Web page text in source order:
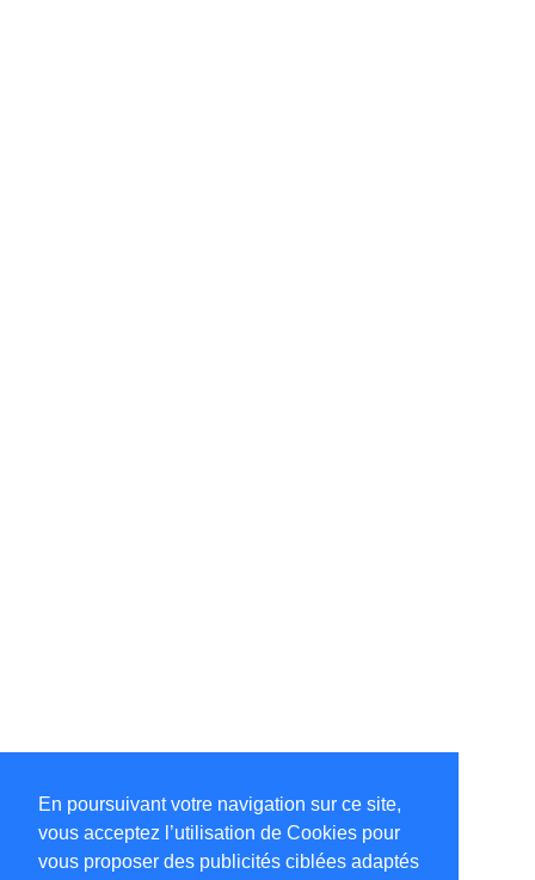
En poursuivant votre navigation sur ce site,
vous acceptez l’utilisation de Cookies pour
vous proposer des publicités ciblées adaptés